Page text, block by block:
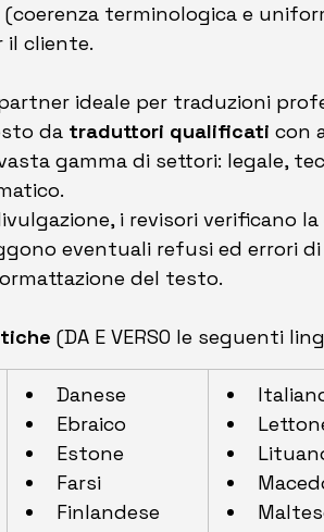
(coerenza terminologica e
il cliente.
ideale per traduzioni
da traduttori qualificati con
gamma di settori: legale,
i revisori verificano
eventuali refusi ed errori
del testo.
(DA E VERSO le seguenti
Danese
Ebraico
Estone
Farsi
Finlandese